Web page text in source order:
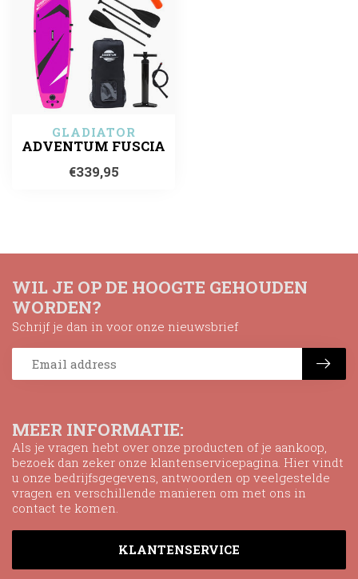
GLADIATOR
ADVENTUM FUSCIA
€339,95
MEER INFORMATIE:
Als je vragen hebt over onze producten of je aankoop,
bezoek dan zeker onze klantenservicepagina. Hier vindt
u onze bedrijfsgegevens, antwoorden op veelgestelde
vragen en verschillende manieren om met ons in
contact te komen.
KLANTENSERVICE
WIL JE OP DE HOOGTE GEHOUDEN
WORDEN?
Schrijf je dan in voor onze nieuwsbrief